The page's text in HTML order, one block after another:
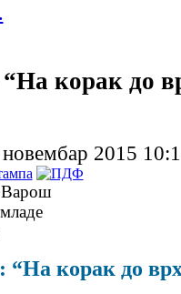
корак до
новембар 2015
“На корак до